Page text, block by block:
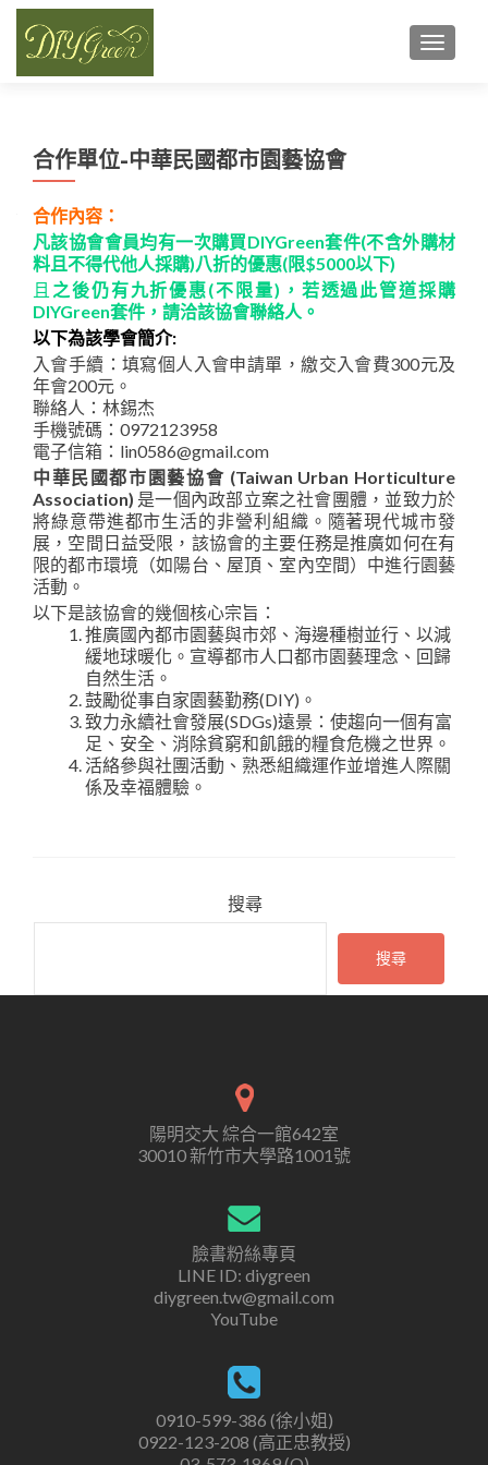
合作單位-中華民國都市園藝協會
合作內容：
凡該協會會員均有一次購買DIYGreen套件(不含外購材
料且不得代他人採購)八折的優惠(限$5000以下)
且 之後仍有九折優惠(不限量)，若透過此管道採購
DIYGreen套件，請洽該協會聯絡人。
以下為該學會簡介:
入會手續：填寫個人入會申請單，繳交入會費300元及
年會200元。
聯絡人：林錫杰
手機號碼：0972123958
電子信箱：lin0586@gmail.com
中華民國都市園藝協會 (Taiwan Urban Horticulture
Association) 是一個內政部立案之社會團體，並致力於
將綠意帶進都市生活的非營利組織。隨著現代城市發
展，空間日益受限，該協會的主要任務是推廣如何在有
限的都市環境（如陽台、屋頂、室內空間）中進行園藝
活動。
以下是該協會的幾個核心宗旨：
推廣國內都市園藝與市郊、海邊種樹並行、以減
緩地球暖化。宣導都市人口都市園藝理念、回歸
自然生活。
鼓勵從事自家園藝勤務(DIY)。
致力永續社會發展(SDGs)遠景：使趨向一個有富
足、安全、消除貧窮和飢餓的糧食危機之世界。
活絡參與社團活動、熟悉組織運作並增進人際關
係及幸福體驗。
搜尋
搜尋
陽明交大 綜合一館642室
30010 新竹市大學路1001號
臉書粉絲專頁
LINE ID: diygreen
diygreen.tw@gmail.com
YouTube
0910-599-386 (徐小姐)
0922-123-208 (高正忠教授)